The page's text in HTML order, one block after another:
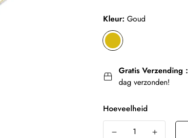
Kleur: Goud
Gratis Verzending :
dag verzonden!
Hoeveelheid